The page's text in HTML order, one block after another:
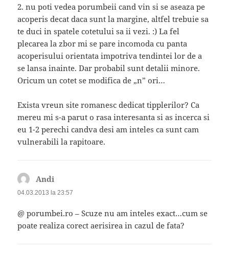
2. nu poti vedea porumbeii cand vin si se aseaza pe
acoperis decat daca sunt la margine, altfel trebuie sa
te duci in spatele cotetului sa ii vezi. :) La fel
plecarea la zbor mi se pare incomoda cu panta
acoperisului orientata impotriva tendintei lor de a
se lansa inainte. Dar probabil sunt detalii minore.
Oricum un cotet se modifica de „n” ori…
Exista vreun site romanesc dedicat tipplerilor? Ca
mereu mi s-a parut o rasa interesanta si as incerca si
eu 1-2 perechi candva desi am inteles ca sunt cam
vulnerabili la rapitoare.
Andi
04.03.2013 la 23:57
@ porumbei.ro – Scuze nu am inteles exact…cum se
poate realiza corect aerisirea in cazul de fata?